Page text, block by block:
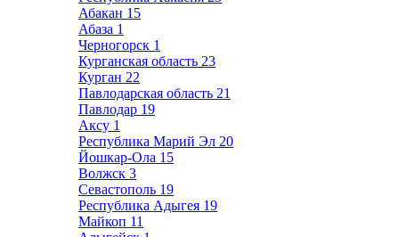
Абакан 15
Абаза 1
Черногорск 1
Курганская область 23
Курган 22
Павлодарская область 21
Павлодар 19
Аксу 1
Республика Марий Эл 20
Йошкар-Ола 15
Волжск 3
Севастополь 19
Республика Адыгея 19
Майкоп 11